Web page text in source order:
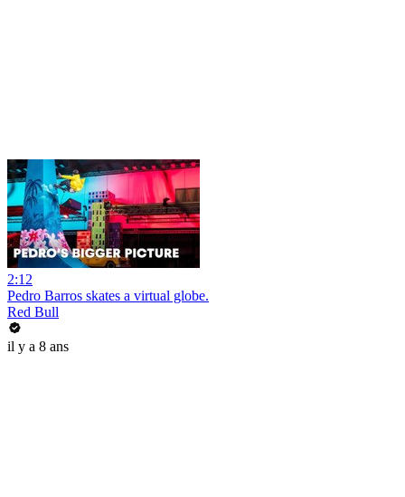
2:12
Pedro Barros skates a virtual globe.
Red Bull
il y a 8 ans